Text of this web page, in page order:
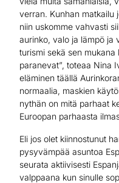
verran. Kunhan matkailu
niin uskomme vahvasti
aurinko, valo ja lämpö ja
turismi sekä sen mukana
paranevat”, toteaa Nina
eläminen täällä
normaalia, maskien
nythän on mitä parhaat
Euroopan parhaasta
Eli jos olet kiinnostunut
pysyvämpää asuntoa
seurata aktiivisesti
valppaana kun sinulle